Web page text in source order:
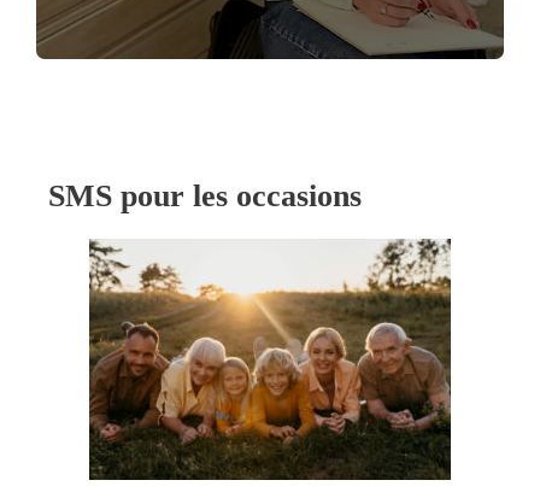
SMS pour les occasions